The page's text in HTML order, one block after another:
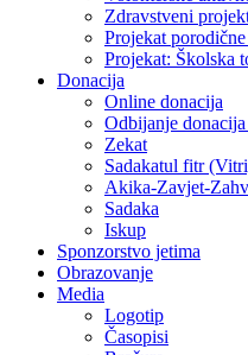
Zdravstveni
Projekat
Projekat: Školska
Donacija
Online donacija
Odbijanje
Zekat
Sadakatul fitr
Akika-Zavjet-
Sadaka
Iskup
Sponzorstvo jetima
Obrazovanje
Media
Logotip
Časopisi